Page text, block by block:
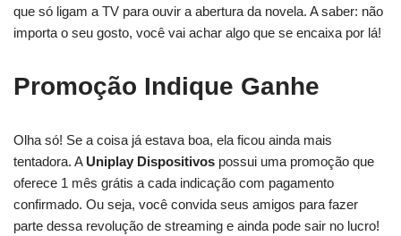
que só ligam a TV para ouvir a abertura da novela. A saber: não
importa o seu gosto, você vai achar algo que se encaixa por lá!
Promoção Indique Ganhe
Olha só! Se a coisa já estava boa, ela ficou ainda mais
tentadora. A Uniplay Dispositivos possui uma promoção que
oferece 1 mês grátis a cada indicação com pagamento
confirmado. Ou seja, você convida seus amigos para fazer
parte dessa revolução de streaming e ainda pode sair no lucro!